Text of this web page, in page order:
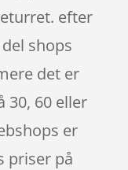
efter
shops
det er
30, 60 eller
er
priser på